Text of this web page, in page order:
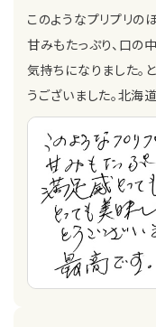
このようなプリプリの
甘みもたっぷり、口の
気持ちになりました。
うございました。北海